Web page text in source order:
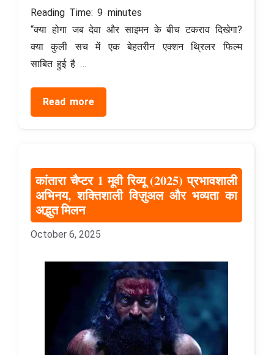
Reading Time:9 minutes
“क्या होगा जब देवा और साइमन के बीच टकराव दिखेगा?
क्या कुली सच में एक बेहतरीन एक्शन थ्रिलर फिल्म
साबित हुई है …
Read more
कांतारा चैप्टर 1 मूवी रिव्यू (2025) प्रभावशाली
अभिनय, शक्तिशाली विज़ुअल और भव्यता का
अद्भुत मिलन
October 6, 2025